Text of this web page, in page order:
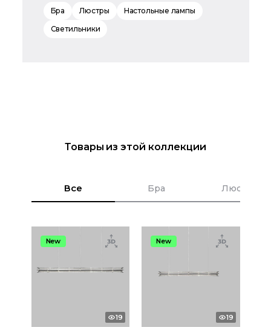
Бра Люстры
Настольные лампы
Светильники
Товары из этой коллекции
Все Бра Люстры
New
19
New
19